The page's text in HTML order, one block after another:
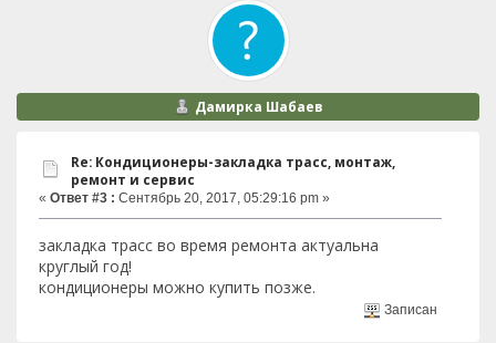
Дамирка Шабаев
Re: Кондиционеры-закладка трасс, монтаж,
ремонт и сервис
« Ответ #3 : Сентябрь 20, 2017, 05:29:16 pm »
закладка трасс во время ремонта актуальна
круглый год!
кондиционеры можно купить позже.
Записан